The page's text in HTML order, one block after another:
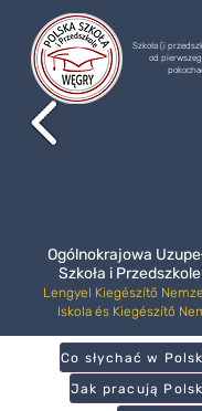
Szkoła (i
od
Ogólnokrajowa
Szkoła i
Lengyel Kiegészítő
Iskola és Kiegészítő